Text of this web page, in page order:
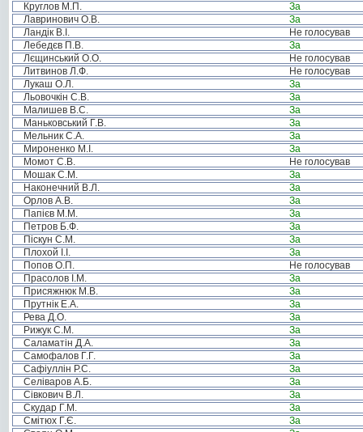
Круглов М.П.
За
Лавринович О.В.
За
Ландік В.І.
Не голосував
Лебедєв П.В.
За
Лєщинський О.О.
Не голосував
Литвинов Л.Ф.
Не голосував
Лукаш О.Л.
За
Льовочкін С.В.
За
Малишев В.С.
За
Маньковський Г.В.
За
Мельник С.А.
За
Мироненко М.І.
За
Момот С.В.
Не голосував
Мошак С.М.
За
Наконечний В.Л.
За
Орлов А.В.
За
Папієв М.М.
За
Петров Б.Ф.
За
Піскун С.М.
За
Плохой І.І.
За
Попов О.П.
Не голосував
Прасолов І.М.
За
Присяжнюк М.В.
За
Прутнік Е.А.
За
Рева Д.О.
За
Рижук С.М.
За
Саламатін Д.А.
За
Самофалов Г.Г.
За
Сафіуллін Р.С.
За
Селіваров А.Б.
За
Сівкович В.Л.
За
Скудар Г.М.
За
Смітюх Г.Є.
За